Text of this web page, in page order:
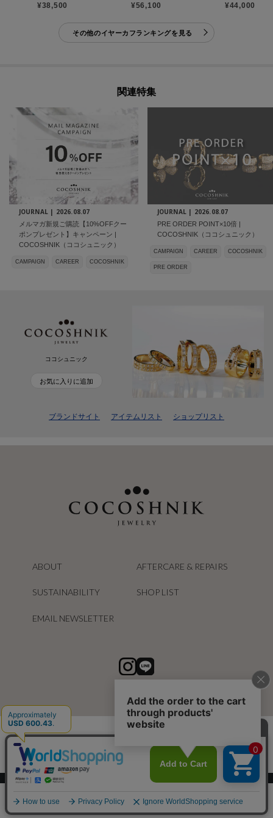
¥38,500 ¥56,100 ¥44,000
その他のイヤーカフランキングを見る
関連特集
JOURNAL | 2026.08.07
メルマガ新規ご購読【10%OFFクー
ポンプレゼント】キャンペーン |
COCOSHNIK（ココシュニック）
CAMPAIGN CAREER COCOSHNIK
JOURNAL | 2026.08.07
PRE ORDER POINT×10倍 |
COCOSHNIK（ココシュニック）
CAMPAIGN CAREER COCOSHNIK
PRE ORDER
ココシュニック
お気に入りに追加
ブランドサイト アイテムリスト ショップリスト
ABOUT AFTERCARE & REPAIRS
SUSTAINABILITY SHOP LIST
EMAIL NEWSLETTER
スマートフォン ｜PC